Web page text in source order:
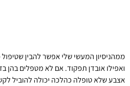
ממהניסיון המעשי שלי אפשר להבין שטיפול
ואפילו אובדן תפקוד. אם לא מטפלים בהן
אצבע שלא טופלה כהלכה יכולה להוביל